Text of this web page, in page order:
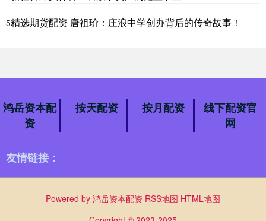
5精选期货配资 唐祖玠：庄浪中学创办背后的传奇故事！
鸿岳资本配
资
按天配资 按月配资
线下配资官
网
友情链接：
Powered by 鸿岳资本配资 RSS地图 HTML地图